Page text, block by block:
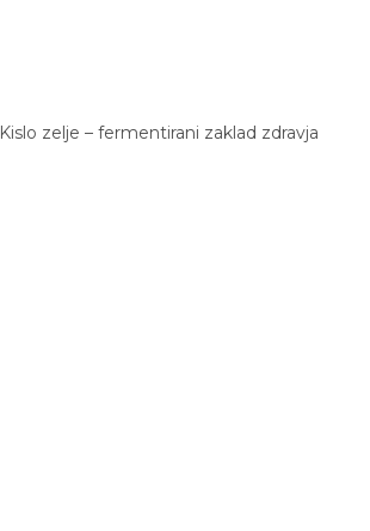
Kislo zelje – fermentirani zaklad zdravja